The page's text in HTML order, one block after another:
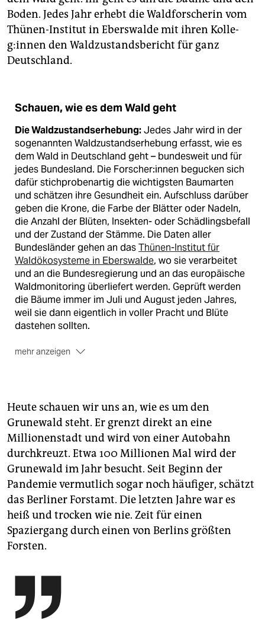
Boden. Jedes Jahr erhebt die Waldforscherin vom
Thünen-Institut in Eberswalde mit ihren Kol­le­
g:in­nen den Waldzustandsbericht für ganz
Deutschland.
Schauen, wie es dem Wald geht
Die Waldzustandserhebung:Jedes Jahr wird in der
sogenannten Waldzustandserhebung erfasst, wie es
dem Wald in Deutschland geht – bundesweit und für
jedes Bundesland. Die For­sche­r:in­nen begucken sich
dafür stichprobenartig die wichtigsten Baumarten
und schätzen ihre Gesundheit ein. Aufschluss darüber
geben die Krone, die Farbe der Blätter oder Nadeln,
die Anzahl der Blüten, Insekten- oder Schädlingsbefall
und der Zustand der Stämme. Die Daten aller
Bundesländer gehen an dasThünen-Institut für
Waldökosysteme in Eberswalde, wo sie verarbeitet
und an die Bundesregierung und an das europäische
Waldmonitoring überliefert werden. Geprüft werden
die Bäume immer im Juli und August jeden Jahres,
weil sie dann eigentlich in voller Pracht und Blüte
dastehen sollten.
mehr anzeigen
Jahre die noch gründlichere Waldinventur in Auftrag.
Baumarten, Baumdurchmesser, Baumhöhe an
ausgewählten Probebäumen und Totholzbestände
sind einige der Kriterien, anhand derer untersucht
wird, wie es dem Wald geht und wie er sich seit der
letzten Inventur verändert hat. Aktuell läuft die
Waldinventur seit April 2021, und die Ergebnisse sind
im Dezember 2022 zu erwarten.
Heute schauen wir uns an, wie es um den
Grunewald steht. Er grenzt direkt an eine
Millionenstadt und wird von einer Autobahn
durchkreuzt. Etwa 100 Millionen Mal wird der
Grunewald im Jahr besucht. Seit Beginn der
Pandemie vermutlich sogar noch häufiger, schätzt
das Berliner Forstamt. Die letzten Jahre war es
heiß und trocken wie nie. Zeit für einen
Spaziergang durch einen von Berlins größten
Forsten.
